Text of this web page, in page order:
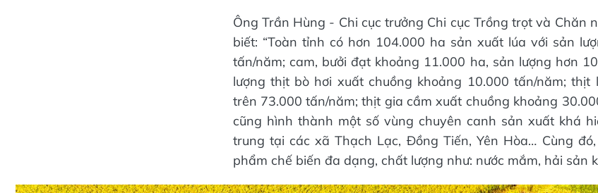
Ông Trần Hùng - Chi cục trưởng Chi cục Trồng trọt và Chăn
biết: “Toàn tỉnh có hơn 104.000 ha sản xuất lúa với sản
tấn/năm; cam, bưởi đạt khoảng 11.000 ha, sản lượng hơn
lượng thịt bò hơi xuất chuồng khoảng 10.000 tấn/năm; thịt
trên 73.000 tấn/năm; thịt gia cầm xuất chuồng khoảng
cũng hình thành một số vùng chuyên canh sản xuất khá
trung tại các xã Thạch Lạc, Đồng Tiến, Yên Hòa… Cùng
phẩm chế biến đa dạng, chất lượng như: nước mắm, hải sản